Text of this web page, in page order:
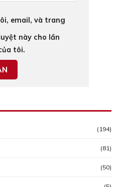
email, và trang
này cho lần
tôi.
(194)
(81)
(50)